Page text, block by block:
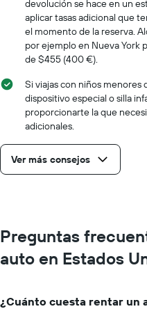
devolución se hace en un
aplicar tasas adicional que
el momento de la reserva.
por ejemplo en Nueva York
de $455 (400 €).
Si viajas con niños menores
dispositivo especial o silla
proporcionarte la que
adicionales.
Ver más consejos
Preguntas
auto en Estados
¿Cuánto cuesta rentar un